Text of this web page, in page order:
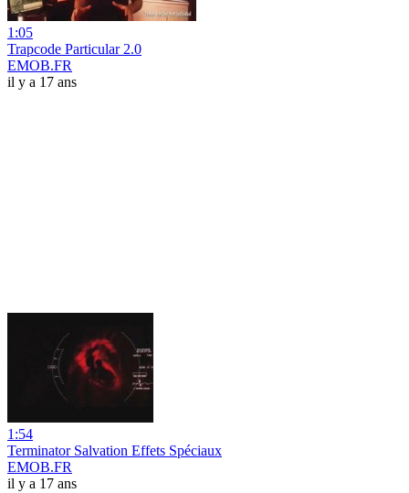
1:05
Trapcode Particular 2.0
EMOB.FR
il y a 17 ans
1:54
Terminator Salvation Effets Spéciaux
EMOB.FR
il y a 17 ans